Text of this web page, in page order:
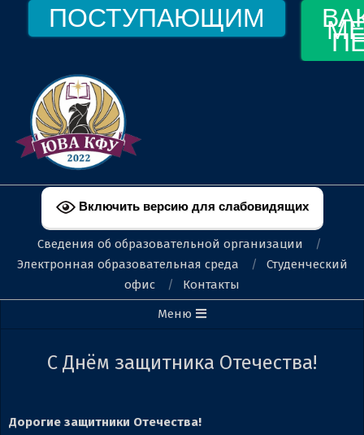
ПОСТУПАЮЩИМ
ФЕОДОСИЙСКИЙ
ФИЛИАЛ
КФУ
ИМ.
В.И.
ВЕРНАДСКОГО
Включить версию для слабовидящих
Сведения об образовательной организации
Электронная образовательная среда
Студенческий
офис
Контакты
Меню
С Днём защитника Отечества!
Дорогие защитники Отечества!